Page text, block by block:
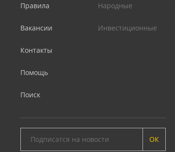
Правила
Вакансии
Контакты
Помощь
Поиск
Народные
Инвестиционные
ОК